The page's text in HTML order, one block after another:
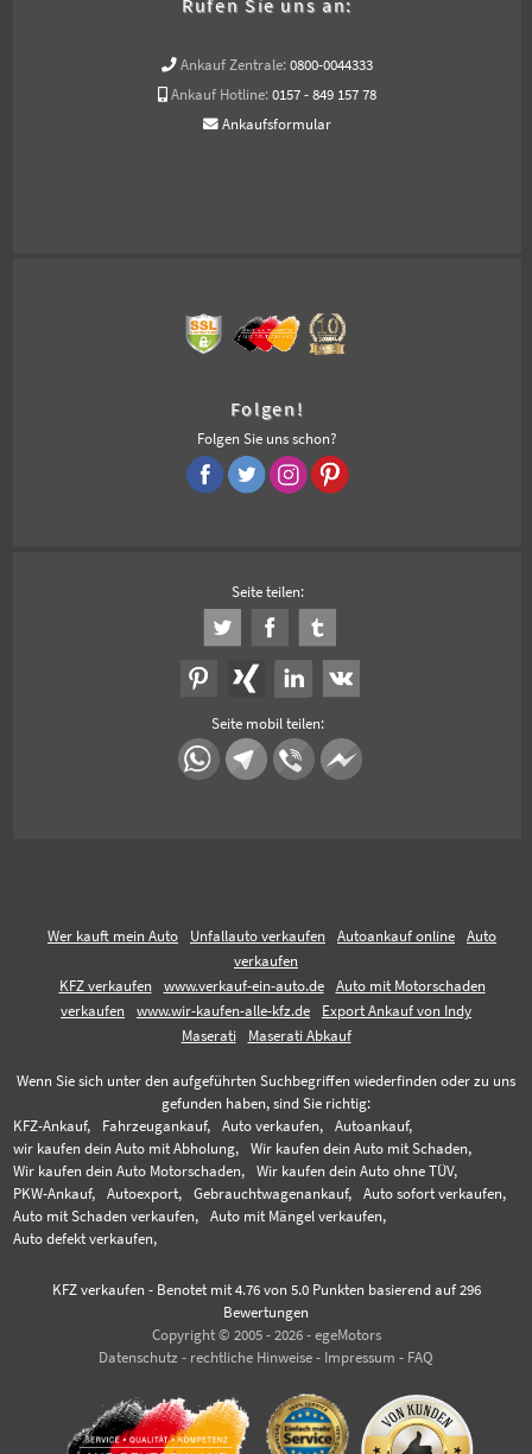
Ankauf Zentrale: 0800-0044333
Ankauf Hotline: 0157 - 849 157 78
Ankaufsformular
Folgen!
Folgen Sie uns schon?
Seite teilen:
Seite mobil teilen:
Wer kauft mein Auto Unfallauto verkaufen Autoankauf online
Auto
verkaufen
KFZ verkaufen
www.verkauf-ein-auto.de
Auto mit Motorschaden
verkaufen
www.wir-kaufen-alle-kfz.de
Export Ankauf von Indy
Maserati
Maserati Abkauf
Wenn Sie sich unter den aufgeführten Suchbegriffen wiederfinden oder zu uns
gefunden haben, sind Sie richtig:
KFZ-Ankauf,
Fahrzeugankauf, Auto verkaufen,
Autoankauf,
wir kaufen dein Auto mit Abholung,
Wir kaufen dein Auto mit Schaden,
Wir kaufen dein Auto Motorschaden,
Wir kaufen dein Auto ohne TÜV,
PKW-Ankauf,
Autoexport, Gebrauchtwagenankauf,
Auto sofort verkaufen,
Auto mit Schaden verkaufen,
Auto mit Mängel verkaufen,
Auto defekt verkaufen,
KFZ verkaufen- Benotet mit 4.76von 5.0 Punkten basierend auf 296
Bewertungen
Copyright © 2005 - 2026 - egeMotors
Datenschutz - rechtliche Hinweise - Impressum - FAQ